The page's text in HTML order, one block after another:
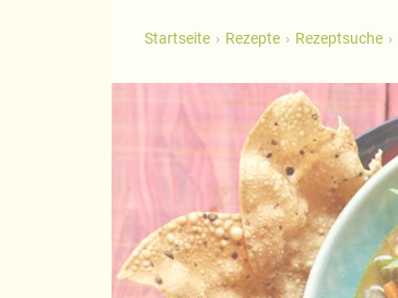
Startseite Rezepte Rezeptsuche